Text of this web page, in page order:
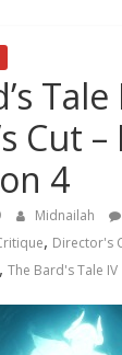
Tale
Cut
4
Midnailah
, Director's
,The Bard's Tale IV